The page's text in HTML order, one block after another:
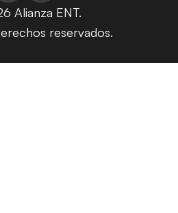
Alianza ENT.
reservados.